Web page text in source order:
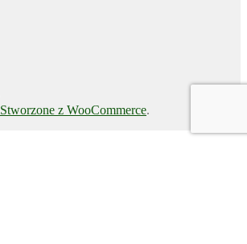
Stworzone z WooCommerce.